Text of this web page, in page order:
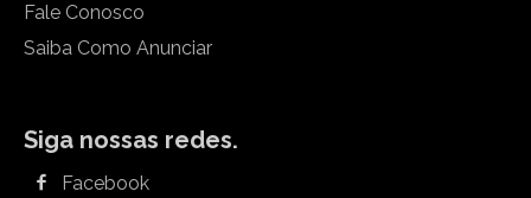
Fale Conosco
Saiba Como Anunciar
Siga nossas redes.
Facebook